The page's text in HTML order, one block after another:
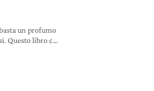
un profumo
Questo libro ce